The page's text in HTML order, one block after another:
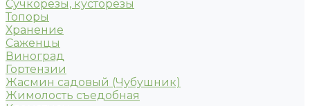
Сучкорезы, кусторезы
Топоры
Хранение
Саженцы
Виноград
Гортензии
Жасмин садовый (Чубушник)
Жимолость съедобная